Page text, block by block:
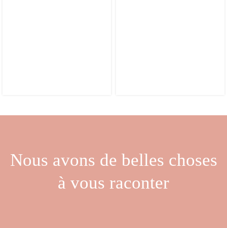
Nous avons de belles choses
à vous raconter